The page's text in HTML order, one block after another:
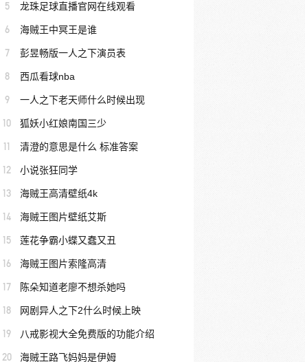
5 龙珠足球直播官网在线观看
6 海贼王中冥王是谁
7 彭昱畅版一人之下演员表
8 西瓜看球nba
9 一人之下老天师什么时候出现
10 狐妖小红娘南国三少
11 清澄的意思是什么 标准答案
12 小说张狂同学
13 海贼王高清壁纸4k
14 海贼王图片壁纸艾斯
15 莲花争霸小蝶又蠢又丑
16 海贼王图片索隆高清
17 陈朵知道老廖不想杀她吗
18 网剧异人之下2什么时候上映
19 八戒影视大全免费版的功能介绍
20 海贼王路飞妈妈是伊姆